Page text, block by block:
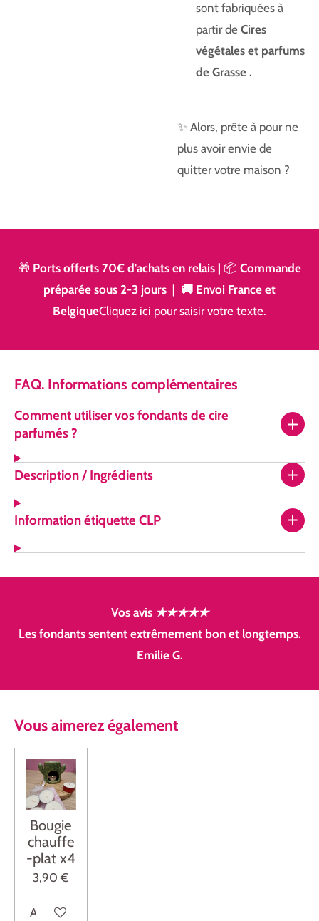
sont fabriquées à
partir de Cires
végétales et parfums
de Grasse .
✨ Alors, prête à pour ne
plus avoir envie de
quitter votre maison ?
🎁 Ports offerts 70€ d'achats en relais | 📦 Commande
préparée sous 2-3 jours | 🚚 Envoi France et
BelgiqueCliquez ici pour saisir votre texte.
FAQ. Informations complémentaires
Comment utiliser vos fondants de cire
parfumés ?
Description / Ingrédients
Information étiquette CLP
Vos avis ★★★★★
Les fondants sentent extrêmement bon et longtemps.
Emilie G.
Vousaimerezégalement
Bougie
chauffe
-plat x4
3,90 €
Ajouter au panier